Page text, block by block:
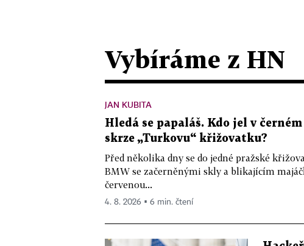
Vybíráme z HN
JAN KUBITA
Hledá se papaláš. Kdo jel v
skrze „Turkovu“ křižovatku?
Před několika dny se do jedné pražské
BMW se začerněnými skly a blikajícím
červenou...
4. 8. 2026 ▪ 6 min. čtení